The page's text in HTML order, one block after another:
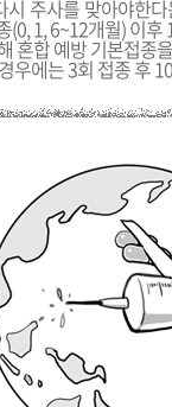
주사를 맞아야한
(0, 1, 6~12개월) 이
혼합 예방 기본접종
우에는 3회 접종 후